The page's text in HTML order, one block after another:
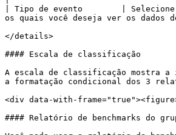
| Tipo de evento        | Selecione
os quais você deseja ver os
</details>
#### Escala de classificação
A escala de classificação mostra a
a formatação condicional dos 3
<div data-with-
#### Relatório de benchmarks do